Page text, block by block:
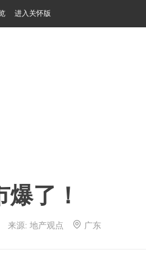
进入关怀版
了！
来源: 地产观点 广东